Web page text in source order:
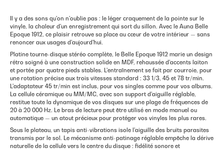
Il y a des sons qu'on n'oublie pas : le léger craquement de la pointe sur le
vinyle, la chaleur d'un enregistrement qui sort du sillon. Avec le Auna Belle
Epoque 1912, ce plaisir retrouve sa place au cœur de votre intérieur — sans
renoncer aux usages d'aujourd'hui.
Platine tourne-disque stéréo complète, le Belle Epoque 1912 marie un design
rétro soigné à une construction solide en MDF, rehaussée d'accents laiton
et portée par quatre pieds stables. L'entraînement se fait par courroie, pour
une rotation précise aux trois vitesses standard : 33 1/3, 45 et 78 tr/min.
L'adaptateur 45 tr/min est inclus, pour vos singles comme pour vos albums.
La cellule céramique ou MM/MC, avec son support d'aiguille réglable,
restitue toute la dynamique de vos disques sur une plage de fréquences de
20 à 20 000 Hz. Le bras de lecture peut être utilisé en mode manuel ou
automatique — un atout précieux pour protéger vos vinyles les plus rares.
Sous le plateau, un tapis anti-vibrations isole l'aiguille des bruits parasites
transmis par le sol. Le mécanisme anti-patinage réglable empêche la dérive
naturelle de la cellule vers le centre du disque : fidélité sonore et